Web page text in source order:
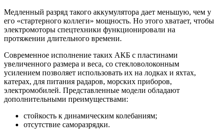
Медленный разряд такого аккумулятора дает меньшую, чем у
его «стартерного коллеги» мощность. Но этого хватает, чтобы
электромоторы спецтехники функционировали на
протяжении длительного времени.
Современное исполнение таких АКБ с пластинами
увеличенного размера и веса, со стекловолоконным
усилением позволяет использовать их на лодках и яхтах,
катерах, для питания радаров, морских приборов,
электромобилей. Представленные модели обладают
дополнительными преимуществами:
стойкость к динамическим колебаниям;
отсутствие саморазрядки.